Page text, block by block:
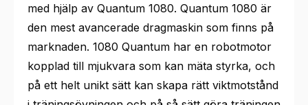
med hjälp av Quantum 1080. Quantum 1080 är
den mest avancerade dragmaskin som finns på
marknaden. 1080 Quantum har en robotmotor
kopplad till mjukvara som kan mäta styrka, och
på ett helt unikt sätt kan skapa rätt viktmotstånd